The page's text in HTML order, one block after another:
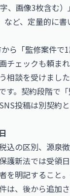
、画像3枚含む
ど、定量的に書
ら「監修案件で
チェックも頼ま
相談を受けまし
す。契約段階で
投稿は別契約
込の区別、源泉
護新法では受領
を明記すること
は、後から追加